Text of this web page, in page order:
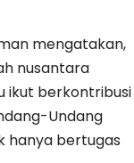
mengatakan,
nusantara
ikut berkontribusi
Undang
hanya bertugas